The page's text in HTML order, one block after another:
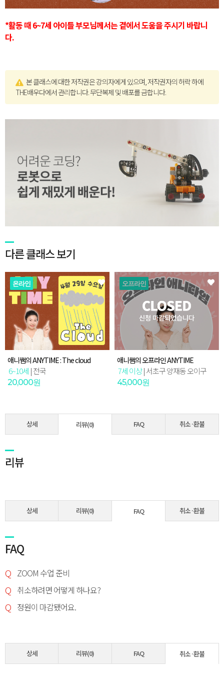
*활동 때 6~7세 아이들 부모님께서는 곁에서 도움을 주시기 바랍니
다.
본 클래스에 대한 저작권은 강의자에게 있으며, 저작권자의 허락 하에
THE배우다에서 관리합니다. 무단복제 및 배포를 금합니다.
다른 클래스 보기
온라인
애니쌤의 ANYTIME : The cloud
6~10세 |전국
20,000원
오프라인
애니쌤의 오프라인 ANYTIME
7세 이상|서초구 양재동 오이구
45,000원
상세 리뷰(0) FAQ 취소·환불
리뷰
상세 리뷰(0) FAQ 취소·환불
FAQ
Q ZOOM 수업 준비
Q 취소하려면 어떻게 하나요?
Q 정원이 마감됐어요.
상세 리뷰(0) FAQ 취소·환불